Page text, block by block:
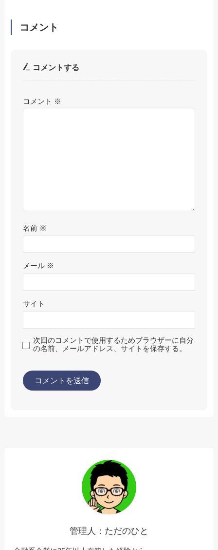
コメント
コメントする
コメント ※
名前 ※
メール ※
サイト
次回のコメントで使用するためブラウザーに自分
の名前、メールアドレス、サイトを保存する。
管理人：ただのひと